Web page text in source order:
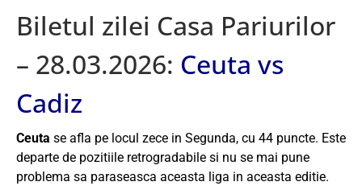
Biletul zilei Casa Pariurilor
– 28.03.2026: Ceuta vs
Cadiz
Ceuta se afla pe locul zece in Segunda, cu 44 puncte. Este
departe de pozitiile retrogradabile si nu se mai pune
problema sa paraseasca aceasta liga in aceasta editie.